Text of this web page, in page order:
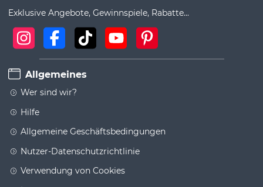
Exklusive Angebote, Gewinnspiele, Rabatte...
Allgemeines
Wer sind wir?
Hilfe
Allgemeine Geschäftsbedingungen
Nutzer-Datenschutzrichtlinie
Verwendung von Cookies